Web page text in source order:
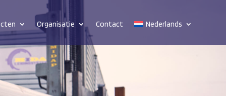
Organisatie Contact Nederlands